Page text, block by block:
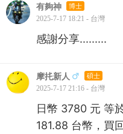
有夠神 博士
2025-7-17 18:21 - 台灣
感謝分享.........
摩扥新人 碩士
2025-7-17 21:16 - 台灣
日幣 3780 元 等
181.88 台幣，買